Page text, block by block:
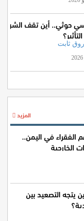
التي تقيد ضد
المزيد
الفقراء في اليمن..
الخارجية
يتجه التصعيد بين